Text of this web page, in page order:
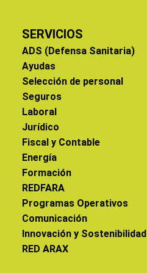
SERVICIOS
ADS (Defensa Sanitaria)
Ayudas
Selección de personal
Seguros
Laboral
Jurídico
Fiscal y Contable
Energía
Formación
REDFARA
Programas Operativos
Comunicación
Innovación y Sostenibilidad
RED ARAX